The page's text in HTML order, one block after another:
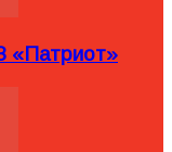
«Патриот»